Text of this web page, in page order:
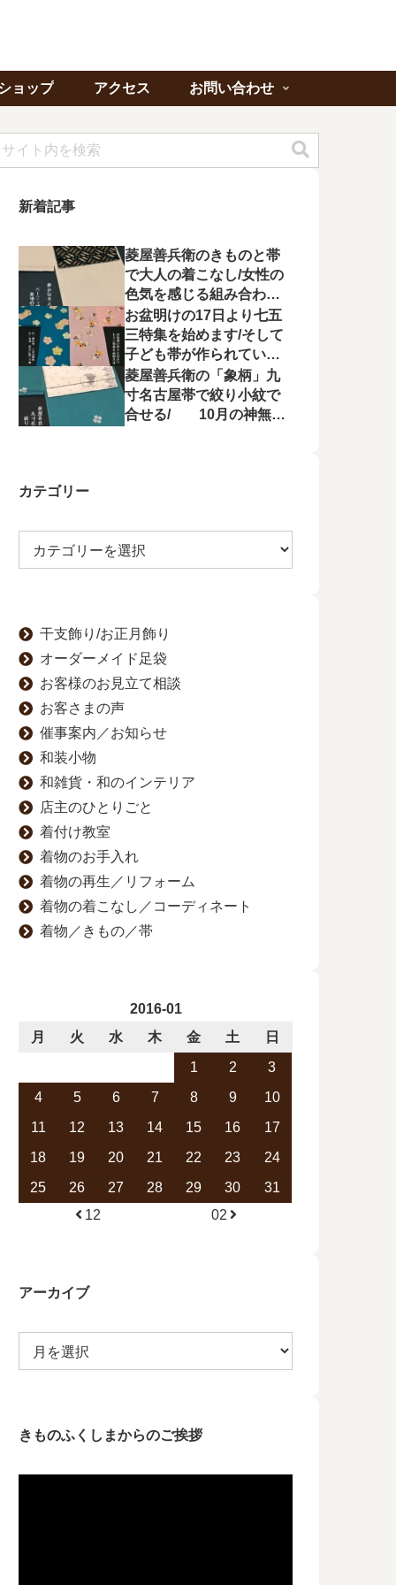
ョップ アクセス お問い合わせ
新着記事
菱屋善兵衛のきものと帯
で大人の着こなし/女性の
色気を感じる組み合わに
心が惹かれる
お盆明けの17日より七五
三特集を始めます/そして
子ども帯が作られてい状
況に不満を漏らす
菱屋善兵衛の「象柄」九
寸名古屋帯で絞り小紋で
合せる/ 10月の神無月
カテゴリー
干支飾り/お正月飾り
オーダーメイド足袋
お客様のお見立て相談
お客さまの声
催事案内／お知らせ
和装小物
和雑貨・和のインテリア
店主のひとりごと
着付け教室
着物のお手入れ
着物の再生／リフォーム
着物の着こなし／コーディネート
着物／きもの／帯
2016-01
月
火 水 木 金 土
日
1
2
3
4
5 6 7 8 9
10
11
12 13 14 15 16
17
18
19 20 21 22 23
24
25
26 27 28 29 30
31
12
02
アーカイブ
きものふくしまからのご挨拶